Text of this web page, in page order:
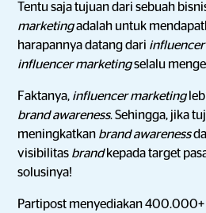
Tentu saja tujuan dari sebuah
marketingadalah untuk
harapannya datang dari
influencer marketingselalu
Faktanya, influencer marketing
brand awareness. Sehingga, jika
meningkatkan brand awareness
visibilitas brandkepada target
solusinya!
Partipost menyediakan 400.000+